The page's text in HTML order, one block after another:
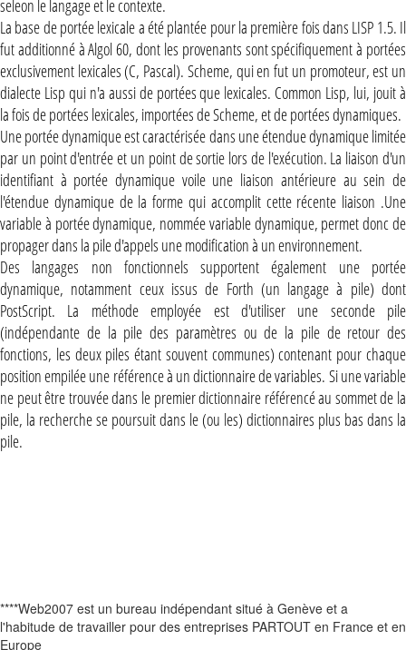
seleon le langage et le contexte.
La base de portée lexicale a été plantée pour la première fois dans LISP 1.5. Il
fut additionné à Algol 60, dont les provenants sont spécifiquement à portées
exclusivement lexicales (C, Pascal). Scheme, qui en fut un promoteur, est un
dialecte Lisp qui n'a aussi de portées que lexicales. Common Lisp, lui, jouit à
la fois de portées lexicales, importées de Scheme, et de portées dynamiques.
Une portée dynamique est caractérisée dans une étendue dynamique limitée
par un point d'entrée et un point de sortie lors de l'exécution. La liaison d'un
identifiant à portée dynamique voile une liaison antérieure au sein de
l'étendue dynamique de la forme qui accomplit cette récente liaison .Une
variable à portée dynamique, nommée variable dynamique, permet donc de
propager dans la pile d'appels une modification à un environnement.
Des langages non fonctionnels supportent également une portée
dynamique, notamment ceux issus de Forth (un langage à pile) dont
PostScript. La méthode employée est d'utiliser une seconde pile
(indépendante de la pile des paramètres ou de la pile de retour des
fonctions, les deux piles étant souvent communes) contenant pour chaque
position empilée une référence à un dictionnaire de variables. Si une variable
ne peut être trouvée dans le premier dictionnaire référencé au sommet de la
pile, la recherche se poursuit dans le (ou les) dictionnaires plus bas dans la
pile.
****Web2007 est un bureau indépendant situé à Genève et a
l'habitude de travailler pour des entreprises PARTOUT en France et en
Europe